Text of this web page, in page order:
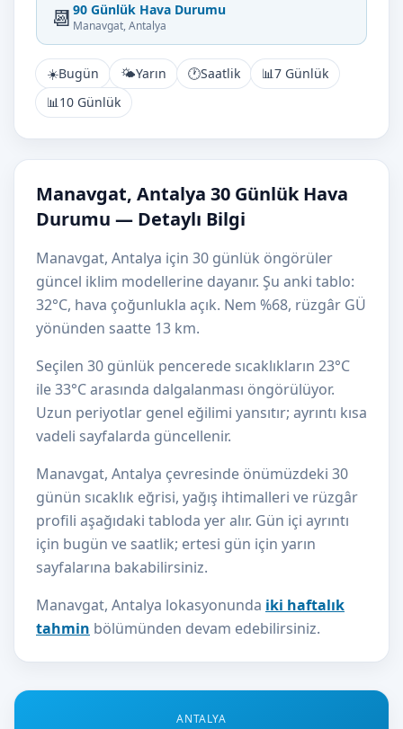
ANTALYA
📆 90 Günlük Hava Durumu
Manavgat, Antalya
☀️Bugün 🌤️Yarın 🕐Saatlik 📊7 Günlük
📊10 Günlük
Manavgat, Antalya 30 Günlük Hava
Durumu — Detaylı Bilgi
Manavgat, Antalya için 30 günlük öngörüler
güncel iklim modellerine dayanır. Şu anki tablo:
32°C, hava çoğunlukla açık. Nem %68, rüzgâr GÜ
yönünden saatte 13 km.
Seçilen 30 günlük pencerede sıcaklıkların 23°C
ile 33°C arasında dalgalanması öngörülüyor.
Uzun periyotlar genel eğilimi yansıtır; ayrıntı kısa
vadeli sayfalarda güncellenir.
Manavgat, Antalya çevresinde önümüzdeki 30
günün sıcaklık eğrisi, yağış ihtimalleri ve rüzgâr
profili aşağıdaki tabloda yer alır. Gün içi ayrıntı
için bugün ve saatlik; ertesi gün için yarın
sayfalarına bakabilirsiniz.
Manavgat, Antalya lokasyonunda iki haftalık
tahmin bölümünden devam edebilirsiniz.